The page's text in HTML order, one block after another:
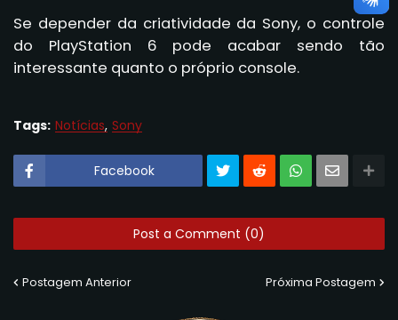
Se depender da criatividade da Sony, o controle
do PlayStation 6 pode acabar sendo tão
interessante quanto o próprio console.
Tags: Notícias Sony
Facebook
Post a Comment (0)
Postagem Anterior Próxima Postagem